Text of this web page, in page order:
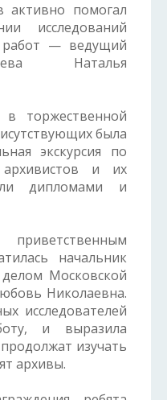
активно помогал
исследований
работ — ведущий
Наталья
торжественной
была
экскурсия по
и их
дипломами и
начальник
Московской
Николаевна.
исследователей
и выразила
изучать
архивы.